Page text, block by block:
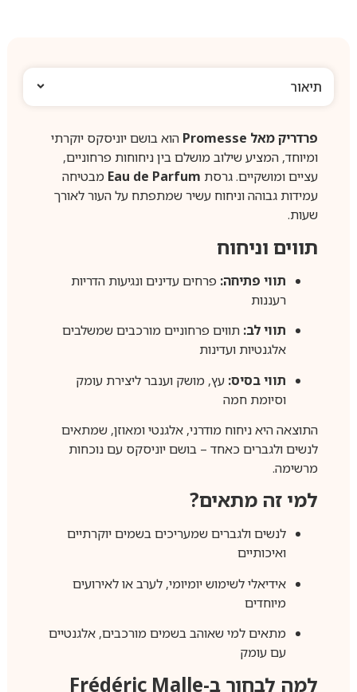
תיאור
פרדריק מאל Promesse
הוא בושם יוניסקס יוקרתי
ומיוחד, המציע שילוב מושלם בין ניחוחות פרחוניים,
עציים ומושקיים. גרסת Eau de Parfumמבטיחה
עמידות גבוהה וניחוח עשיר שמתפתח על העור לאורך
שעות.
תווים וניחוח
תווי פתיחה:פרחים עדינים ונגיעות הדריות
רעננות
תווי לב:תווים פרחוניים מורכבים שמשלבים
אלגנטיות ועדינות
תווי בסיס:עץ, מושק וענבר ליצירת עומק
וסיומת חמה
התוצאה היא ניחוח מודרני, אלגנטי ומאוזן, שמתאים
לנשים ולגברים כאחד – בושם יוניסקס עם נוכחות
מרשימה.
למי זה מתאים?
לנשים ולגברים שמעריכים בשמים יוקרתיים
ואיכותיים
אידיאלי לשימוש יומיומי, לערב או לאירועים
מיוחדים
מתאים למי שאוהב בשמים מורכבים, אלגנטיים
עם עומק
למה לבחור ב-Frédéric Malle